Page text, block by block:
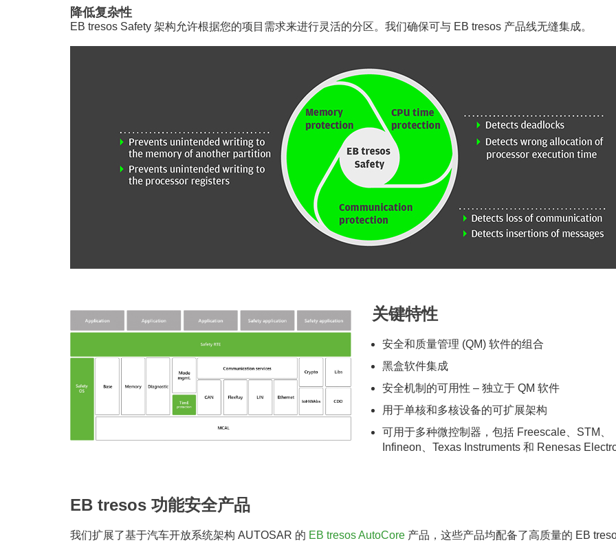
降低复杂性
EB tresos Safety 架构允许根据您的项目需求来进行灵活的分区。我们确保可与 EB tresos 产品线无缝集成。
关键特性
安全和质量管理 (QM) 软件的组合
黑盒软件集成
安全机制的可用性 – 独立于 QM 软件
用于单核和多核设备的可扩展架构
可用于多种微控制器，包括 Freescale、STM、
Infineon、Texas Instruments 和 Renesas
EB tresos 功能安全产品
我们扩展了基于汽车开放系统架构 AUTOSAR 的 EB tresos AutoCore 产品，这些产品均配备了高质量的 EB